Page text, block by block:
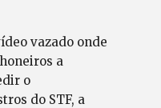
vazado onde
a
o
do STF, a